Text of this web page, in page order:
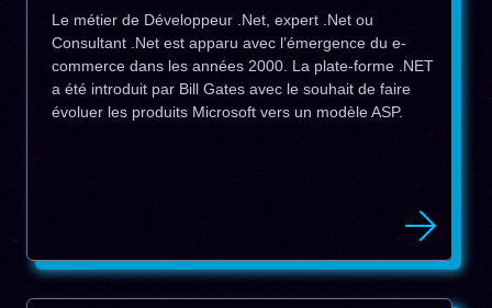
Le métier de Développeur .Net, expert .Net ou
Consultant .Net est apparu avec l’émergence du e-
commerce dans les années 2000. La plate-forme .NET
a été introduit par Bill Gates avec le souhait de faire
évoluer les produits Microsoft vers un modèle ASP.